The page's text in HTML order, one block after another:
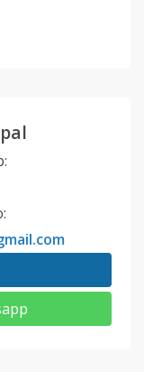
:
: